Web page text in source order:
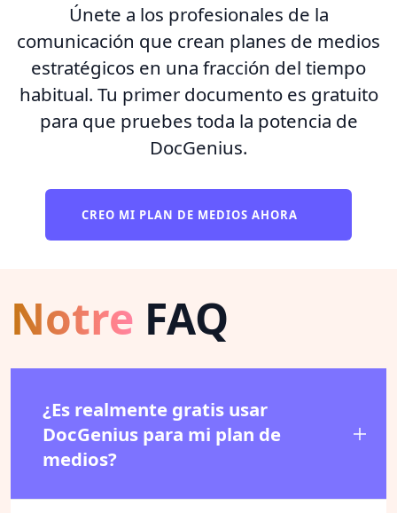
Únete a los profesionales de la
comunicación que crean planes de medios
estratégicos en una fracción del tiempo
habitual. Tu primer documento es gratuito
para que pruebes toda la potencia de
DocGenius.
CREO MI PLAN DE MEDIOS AHORA
Notre FAQ
¿Es realmente gratis usar
DocGenius para mi plan de
medios?